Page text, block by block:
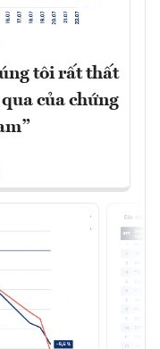
tôi rất thất
của chứng